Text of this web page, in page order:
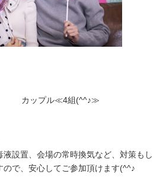
ップル≪4組(^^♪≫
液設置、会場の常時換気など、対策もし
ので、安心してご参加頂けます(^^♪